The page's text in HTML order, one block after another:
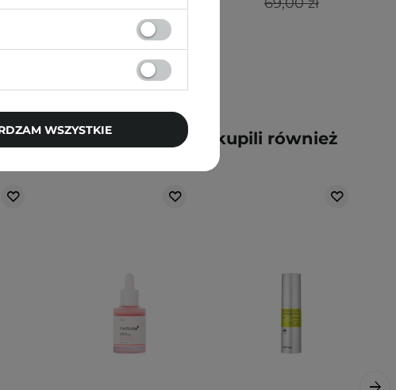
69,00 zł
kupili ten produkt, kupili również
WSZYSTKIE